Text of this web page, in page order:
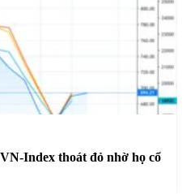
Index thoát đỏ nhờ họ cổ